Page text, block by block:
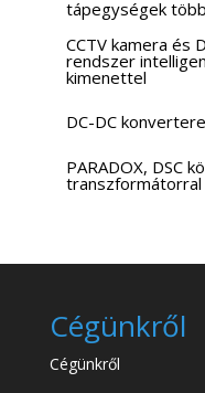
tápegységek
CCTV kamera és
rendszer
kimenettel
DC-DC
PARADOX, DSC
Cégünkről
Cégünkről